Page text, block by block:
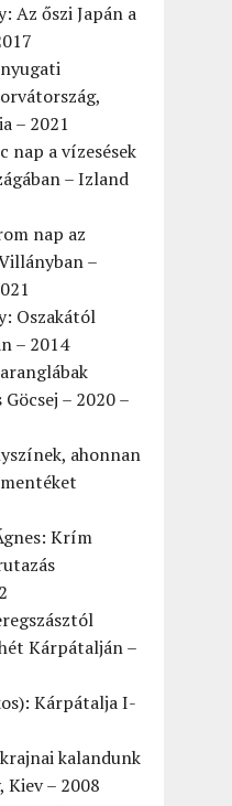
Az őszi Japán a
– 2021
nap a vízesések
– Izland
nap az
–
Oszakától
– 2014
– 2020 –
ahonnan
Krím
Kárpátalján –
Kárpátalja I-
kalandunk
Kiev – 2008